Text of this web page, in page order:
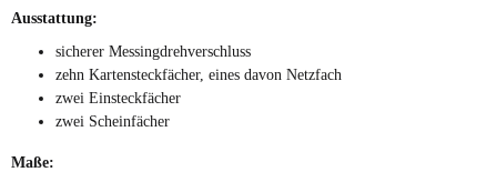
Ausstattung:
sicherer Messingdrehverschluss
zehn Kartensteckfächer, eines davon Netzfach
zwei Einsteckfächer
zwei Scheinfächer
Maße: